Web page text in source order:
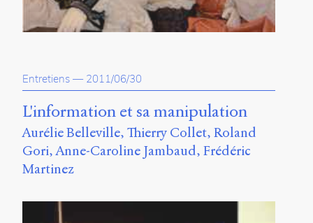
Entretiens — 2011/06/30
L'information et sa manipulation
Aurélie Belleville Thierry Collet Roland
Gori Anne-Caroline Jambaud Frédéric
Martinez